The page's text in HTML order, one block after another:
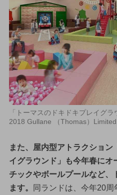
「トーマスのドキドキプレイグ
2018 Gullane （Thomas）Limited.
また、屋内型アトラクショ
イグラウンド」も今年春にオ
チックやボールプールなど、
ます。
同ランドは、今年20